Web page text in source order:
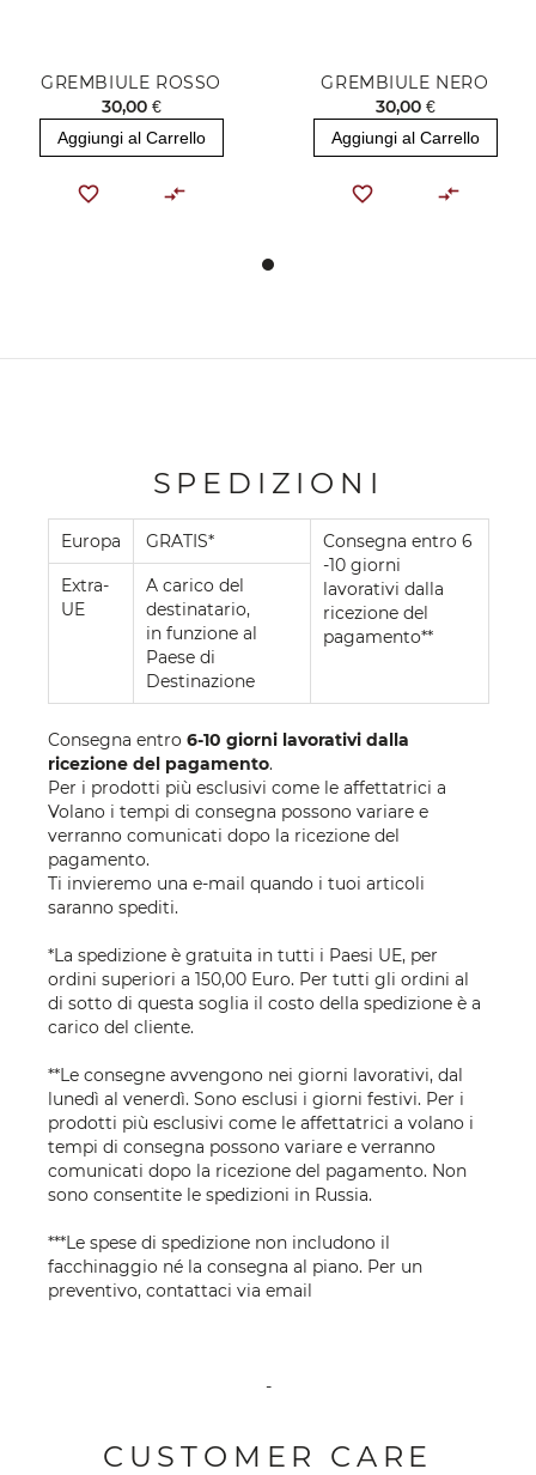
GREMBIULE ROSSO
30,00 €
Aggiungi al Carrello
GREMBIULE NERO
30,00 €
Aggiungi al Carrello
SPEDIZIONI
Europa GRATIS*
Consegna entro 6
-10 giorni
lavorativi dalla
ricezione del
pagamento**
Extra-
UE
A carico del
destinatario,
in funzione al
Paese di
Destinazione
Consegna entro 6-10 giorni lavorativi dalla
ricezione del pagamento.
Per i prodotti più esclusivi come le affettatrici a
Volano i tempi di consegna possono variare e
verranno comunicati dopo la ricezione del
pagamento.
Ti invieremo una e-mail quando i tuoi articoli
saranno spediti.
*La spedizione è gratuita in tutti i Paesi UE, per
ordini superiori a 150,00 Euro. Per tutti gli ordini al
di sotto di questa soglia il costo della spedizione è a
carico del cliente.
**Le consegne avvengono nei giorni lavorativi, dal
lunedì al venerdì. Sono esclusi i giorni festivi. Per i
prodotti più esclusivi come le affettatrici a volano i
tempi di consegna possono variare e verranno
comunicati dopo la ricezione del pagamento. Non
sono consentite le spedizioni in Russia.
***Le spese di spedizione non includono il
facchinaggio né la consegna al piano. Per un
preventivo, contattaci via email
-
CUSTOMER CARE